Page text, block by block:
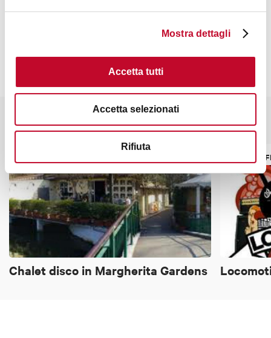
Mostra dettagli
Accetta tutti
Accetta selezionati
Rifiuta
Contacts
It might also interest you
Chalet disco in Margherita Gardens